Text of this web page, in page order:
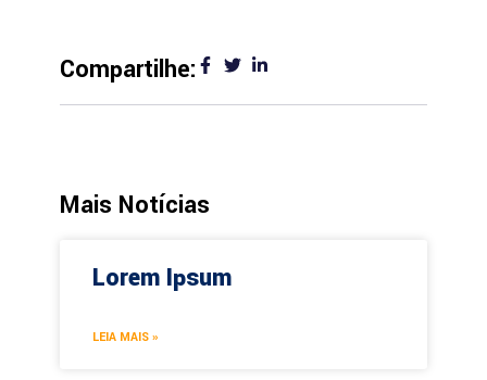
Compartilhe:
Mais Notícias
Lorem Ipsum
LEIA MAIS »